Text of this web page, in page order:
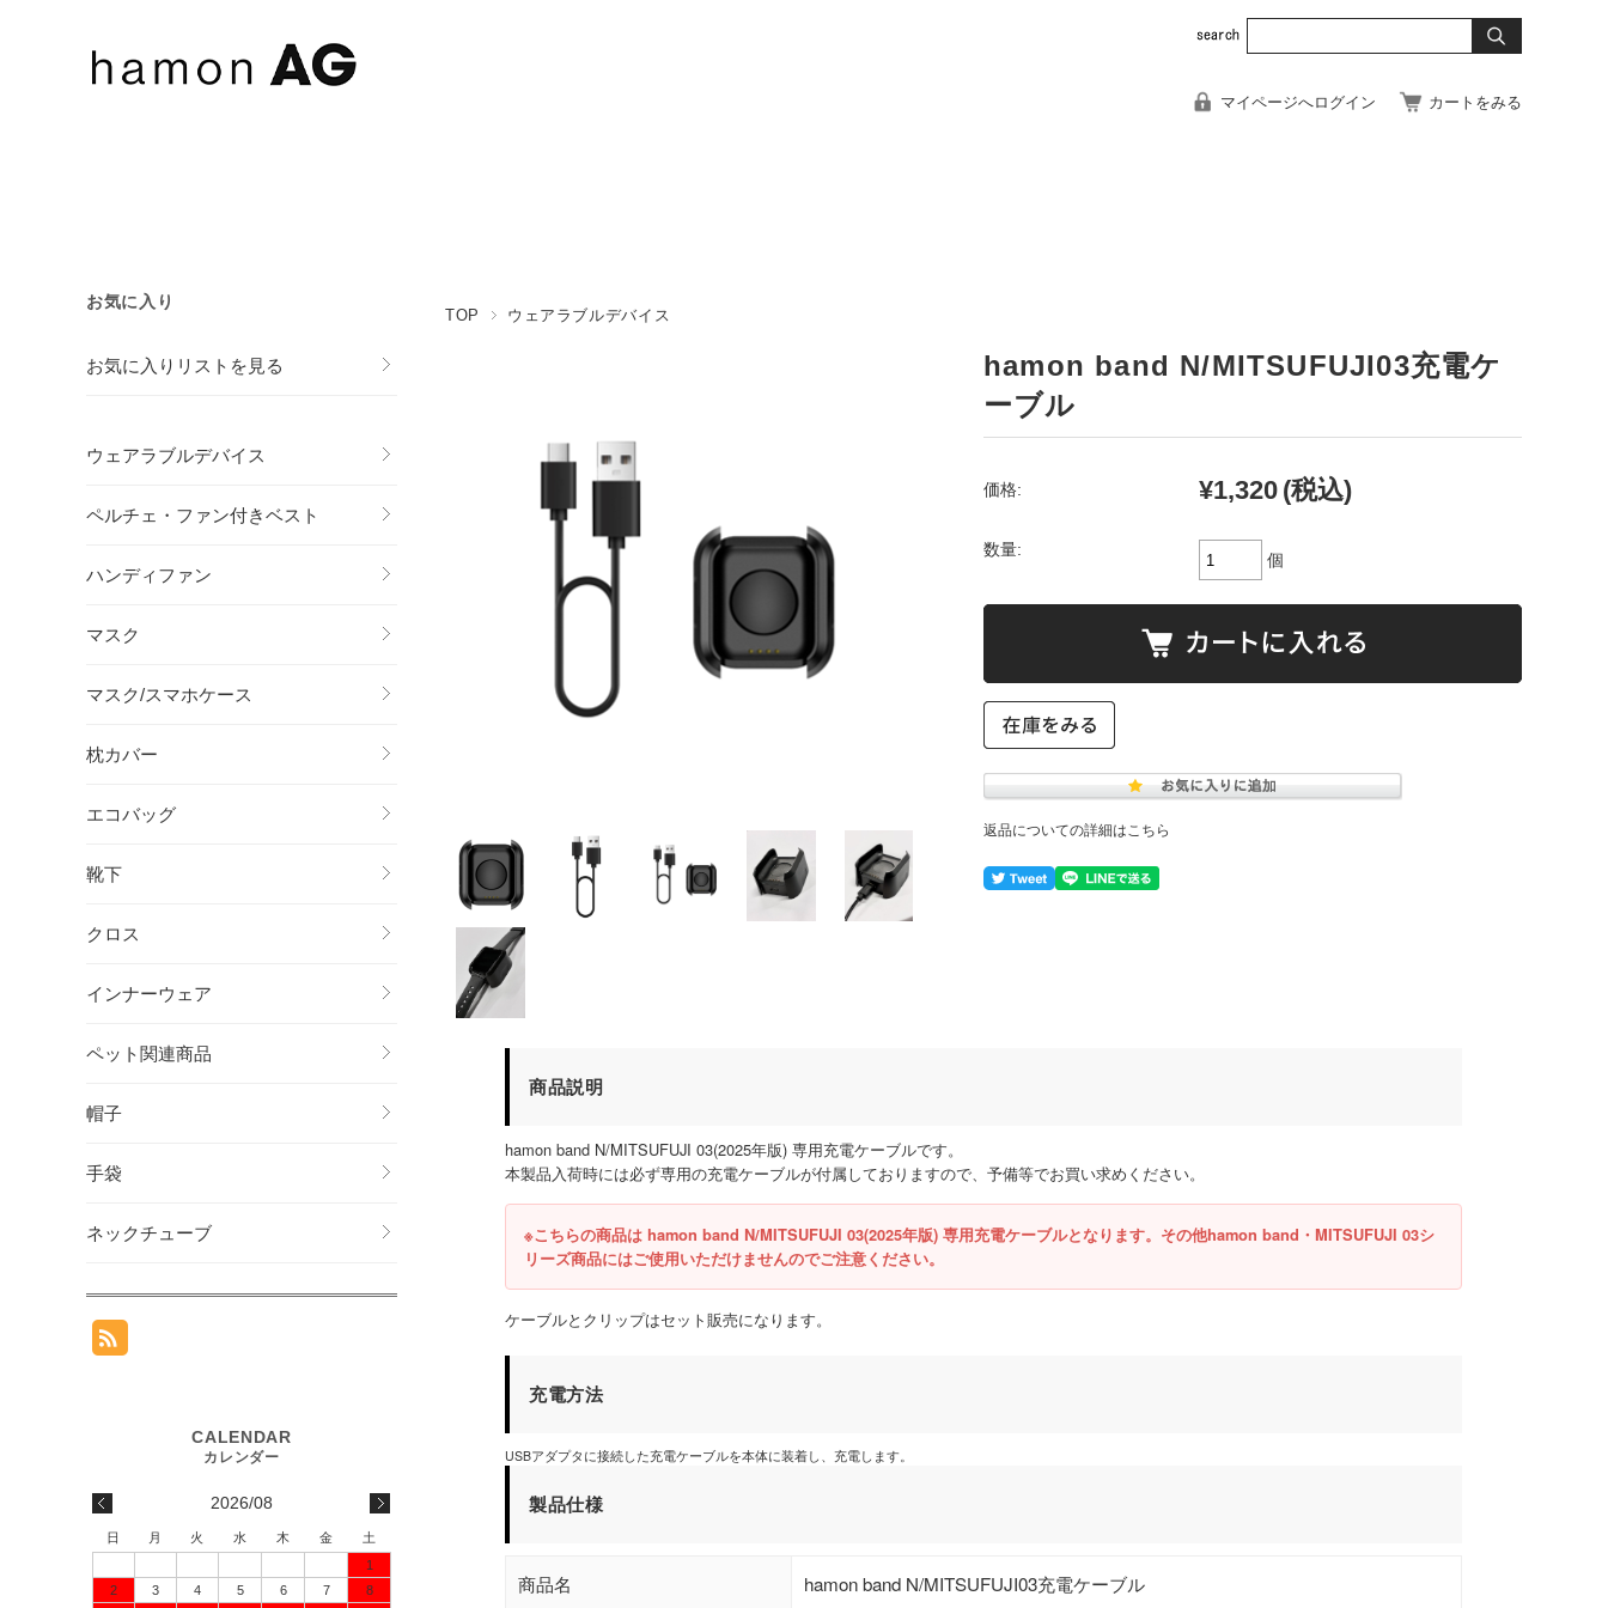
マイページへログイン カートをみる
TOP ウェアラブルデバイス
hamon band N/MITSUFUJI03充電ケ
ーブル
価格: ¥1,320 (税込)
数量:
個
返品についての詳細はこちら
商品説明
hamon band N/MITSUFUJI 03(2025年版) 専用充電ケーブルです。
本製品入荷時には必ず専用の充電ケーブルが付属しておりますので、予備等でお買い求めください。
※こちらの商品は hamon band N/MITSUFUJI 03(2025年版) 専用充電ケーブルとなります。その他hamon band・MITSUFUJI 03シ
リーズ商品にはご使用いただけませんのでご注意ください。
ケーブルとクリップはセット販売になります。
充電方法
USBアダプタに接続した充電ケーブルを本体に装着し、充電します。
製品仕様
商品名 hamon band N/MITSUFUJI03充電ケーブル
お気に入り
お気に入りリストを見る
ウェアラブルデバイス
ペルチェ・ファン付きベスト
ハンディファン
マスク
マスク/スマホケース
枕カバー
エコバッグ
靴下
クロス
インナーウェア
ペット関連商品
帽子
手袋
ネックチューブ
2026/08
日 月 火 水 木 金
土
1
2
3 4 5 6 7
8